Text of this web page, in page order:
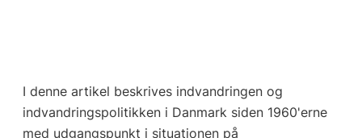
I denne artikel beskrives indvandringen og
indvandringspolitikken i Danmark siden 1960'erne
med udgangspunkt i situationen på